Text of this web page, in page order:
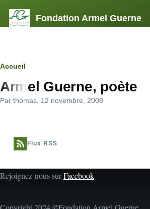
Fondation Armel Guerne
Fil
d'Ariane
Accueil
Armel Guerne, poète
Par thomas , 12 novembre, 2008
Flux RSS
Rejoignez-nous surFacebook